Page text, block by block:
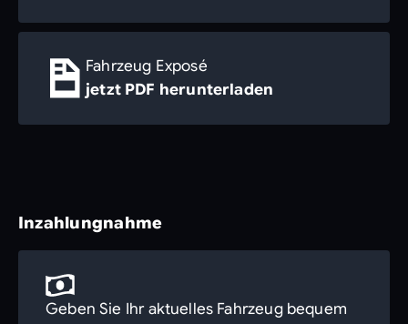
Fahrzeug Exposé
jetzt PDF herunterladen
Inzahlungnahme
Geben Sie Ihr aktuelles Fahrzeug bequem